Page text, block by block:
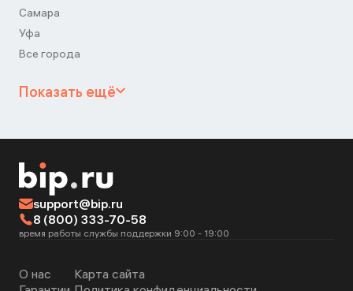
Самара
Уфа
Все города
Показать ещё
support@bip.ru
8 (800) 333-70-58
время работы службы поддержки 9:00 - 19:00
О нас
Карта сайта